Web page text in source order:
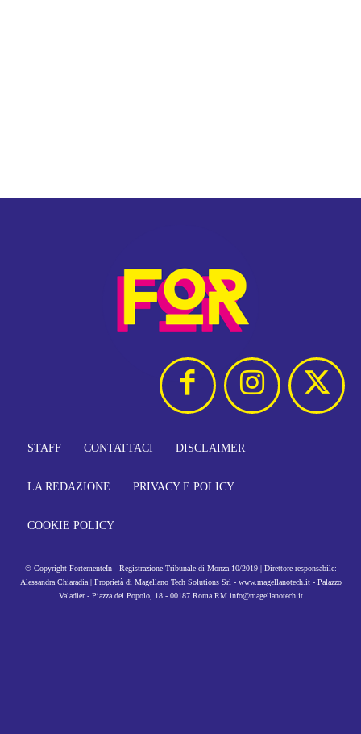
STAFF CONTATTACI DISCLAIMER
LA REDAZIONE PRIVACY E POLICY
COOKIE POLICY
© Copyright FortementeIn - Registrazione Tribunale di Monza 10/2019 | Direttore responsabile:
Alessandra Chiaradia | Proprietà di Magellano Tech Solutions Srl - www.magellanotech.it - Palazzo
Valadier - Piazza del Popolo, 18 - 00187 Roma RM info@magellanotech.it